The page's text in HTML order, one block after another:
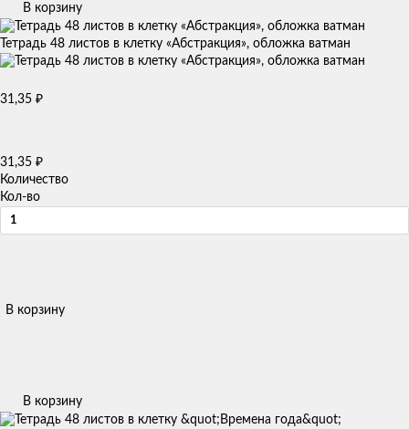
В корзину
Тетрадь 48 листов в клетку «Абстракция», обложка ватман
31,35 ₽
31,35 ₽
Количество
Кол-во
В корзину
В корзину